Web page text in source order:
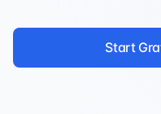
Start